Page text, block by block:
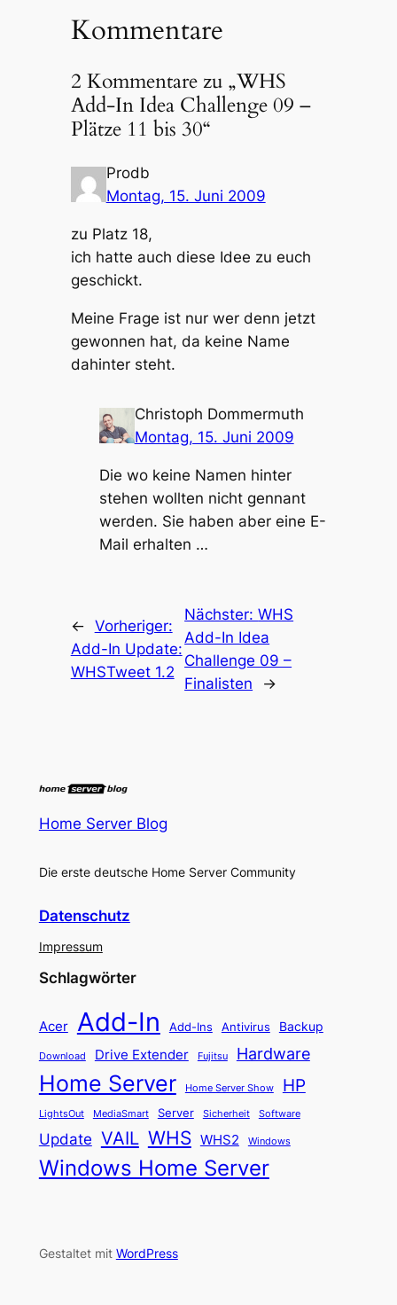
Kommentare
2 Kommentare zu „WHS
Add-In Idea Challenge 09 –
Plätze 11 bis 30“
Prodb
Montag, 15. Juni 2009
zu Platz 18,
ich hatte auch diese Idee zu euch
geschickt.
Meine Frage ist nur wer denn jetzt
gewonnen hat, da keine Name
dahinter steht.
Christoph Dommermuth
Montag, 15. Juni 2009
Die wo keine Namen hinter
stehen wollten nicht gennant
werden. Sie haben aber eine E-
Mail erhalten …
← Vorheriger:
Add-In Update:
WHSTweet 1.2
Nächster:WHS
Add-In Idea
Challenge 09 –
Finalisten
→
Home Server Blog
Die erste deutsche Home Server Community
Datenschutz
Impressum
Schlagwörter
Acer Add-In Add-Ins Antivirus Backup
Download Drive Extender Fujitsu Hardware
Home Server Home Server Show HP
LightsOut MediaSmart Server Sicherheit Software
Update VAIL WHS WHS2 Windows
Windows Home Server
Gestaltet mit WordPress